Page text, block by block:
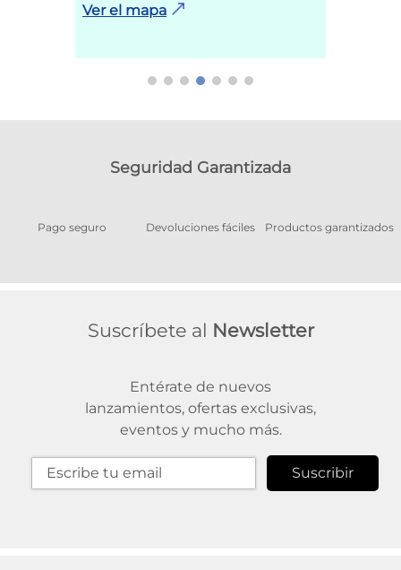
Ver el mapa
Seguridad Garantizada
Pago seguro Devoluciones fáciles Productos garantizados
Suscríbete al Newsletter
Entérate de nuevos
lanzamientos, ofertas exclusivas,
eventos y mucho más.
Suscribir